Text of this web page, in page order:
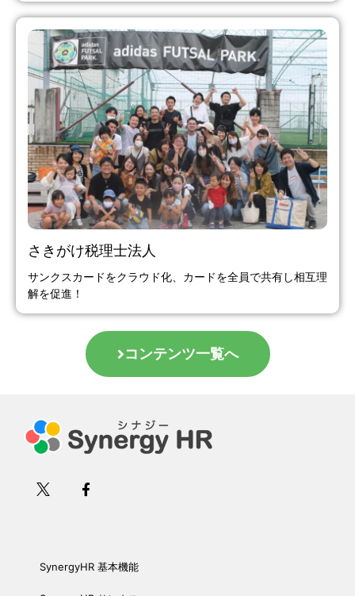
さきがけ税理士法人
サンクスカードをクラウド化、カードを全員で共有し相互理
解を促進！
コンテンツ一覧へ
SynergyHR 基本機能